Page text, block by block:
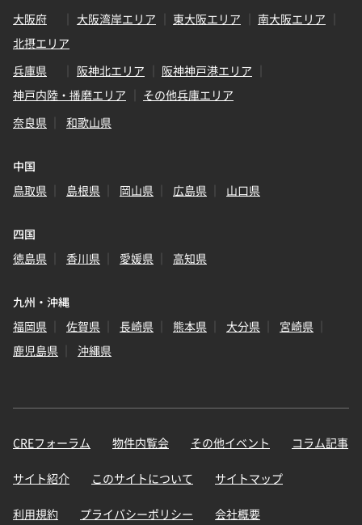
大阪府
大阪湾岸エリア 東大阪エリア
南大阪エリア
北摂エリア
兵庫県
阪神北エリア
阪神神戸港エリア
神戸内陸・播磨エリア
その他兵庫エリア
奈良県
和歌山県
中国
鳥取県
島根県 岡山県 広島県 山口県
四国
徳島県
香川県 愛媛県 高知県
九州・沖縄
福岡県
佐賀県 長崎県 熊本県 大分県
宮崎県
鹿児島県
沖縄県
CREフォーラム 物件内覧会 その他イベント コラム記事
サイト紹介 このサイトについて サイトマップ
利用規約 プライバシーポリシー 会社概要